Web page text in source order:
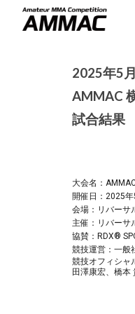
2025年5月
AMMAC
試合結果
大会名：
開催日：2025年
会場：リバーサ
主催：リバーサ
協賛：RDX®
競技運営：一般
競技オフィシャ
田澤康宏、 橋本